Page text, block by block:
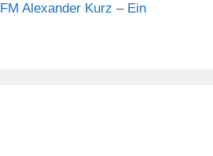
FM Alexander Kurz – Ein